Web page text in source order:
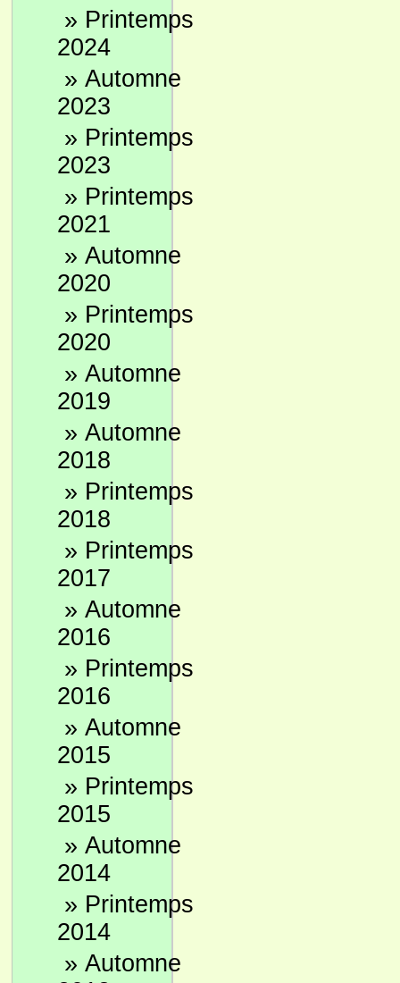
» Printemps
2024
» Automne
2023
» Printemps
2023
» Printemps
2021
» Automne
2020
» Printemps
2020
» Automne
2019
» Automne
2018
» Printemps
2018
» Printemps
2017
» Automne
2016
» Printemps
2016
» Automne
2015
» Printemps
2015
» Automne
2014
» Printemps
2014
» Automne